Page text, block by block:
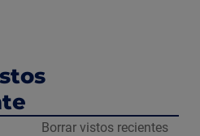
Borrar vistos recientes